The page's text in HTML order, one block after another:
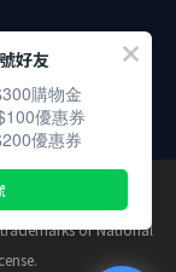
reserved.
of National
好友
購物金
優惠券
優惠券